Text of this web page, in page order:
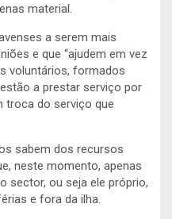
material.
a serem mais
e que “ajudem em vez
voluntários, formados
a prestar serviço por
troca do serviço que
sabem dos recursos
neste momento, apenas
sector, ou seja ele próprio,
e fora da ilha.